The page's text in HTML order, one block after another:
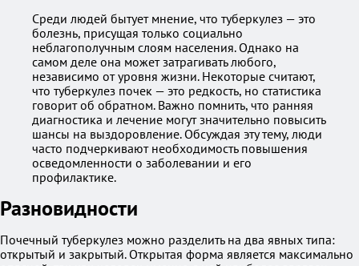
Среди людей бытует мнение, что туберкулез — это
болезнь, присущая только социально
неблагополучным слоям населения. Однако на
самом деле она может затрагивать любого,
независимо от уровня жизни. Некоторые считают,
что туберкулез почек — это редкость, но статистика
говорит об обратном. Важно помнить, что ранняя
диагностика и лечение могут значительно повысить
шансы на выздоровление. Обсуждая эту тему, люди
часто подчеркивают необходимость повышения
осведомленности о заболевании и его
профилактике.
Разновидности
Почечный туберкулез можно разделить на два явных типа:
открытый и закрытый. Открытая форма является максимально